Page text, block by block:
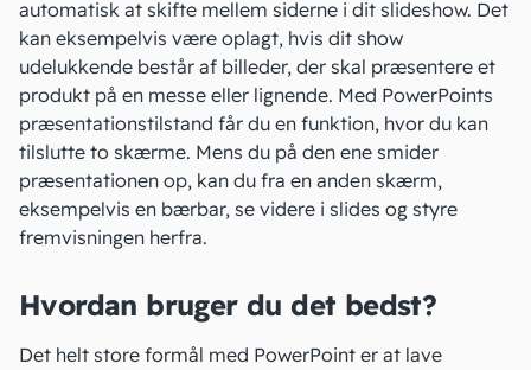
automatisk at skifte mellem siderne i dit slideshow. Det
kan eksempelvis være oplagt, hvis dit show
udelukkende består af billeder, der skal præsentere et
produkt på en messe eller lignende. Med PowerPoints
præsentationstilstand får du en funktion, hvor du kan
tilslutte to skærme. Mens du på den ene smider
præsentationen op, kan du fra en anden skærm,
eksempelvis en bærbar, se videre i slides og styre
fremvisningen herfra.
Hvordan bruger du det bedst?
Det helt store formål med PowerPoint er at lave